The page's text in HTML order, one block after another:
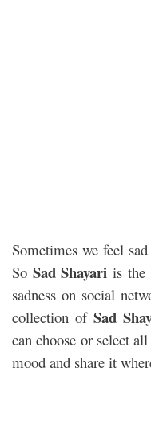
Sometimes we feel
So Sad Shayari is the
sadness on social
collection of Sad
can choose or select
mood and share it